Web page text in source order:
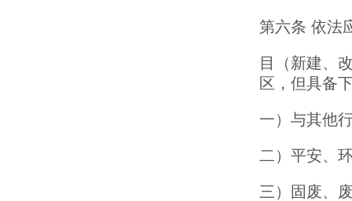
第六条 依法
目（新建、
区，但具备
一）与其他
二）平安、
三）固废、